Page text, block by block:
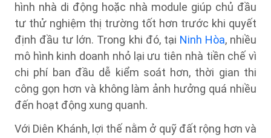
hình nhà di động hoặc nhà module giúp chủ đầu
tư thử nghiệm thị trường tốt hơn trước khi quyết
định đầu tư lớn. Trong khi đó, tại Ninh Hòa, nhiều
mô hình kinh doanh nhỏ lại ưu tiên nhà tiền chế vì
chi phí ban đầu dễ kiểm soát hơn, thời gian thi
công gọn hơn và không làm ảnh hưởng quá nhiều
đến hoạt động xung quanh.
Với Diên Khánh, lợi thế nằm ở quỹ đất rộng hơn và